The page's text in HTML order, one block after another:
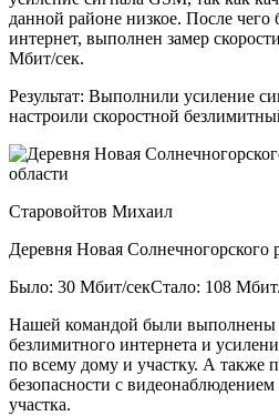
данной районе низкое. После чего
интернет, выполнен замер
Мбит/сек.
Результат: Выполнили усиление
настроили скоростной
Старовойтов Михаил
Деревня Новая Солнечногорского
Было: 30 Мбит/секСтало: 108
Нашей командой были
безлимитного интернета и
по всему дому и участку. А также
безопасности с
участка.